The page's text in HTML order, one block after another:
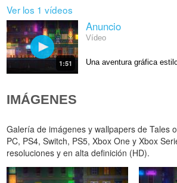
Ver los 1 vídeos
1:51
Anuncio
Vídeo
Una aventura gráfica
IMÁGENES
Galería de imágenes y wallpapers de Tales
PC, PS4, Switch, PS5, Xbox One y Xbox
resoluciones y en alta definición (HD).